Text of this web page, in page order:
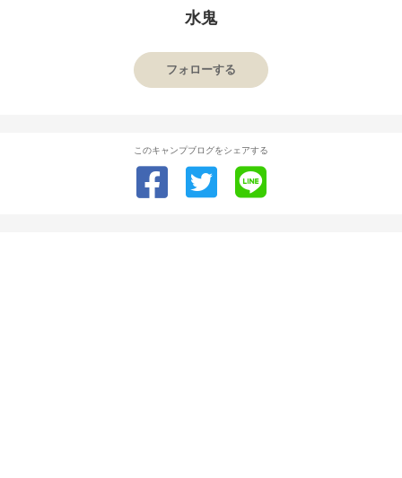
水鬼
フォローする
このキャンプブログをシェアする